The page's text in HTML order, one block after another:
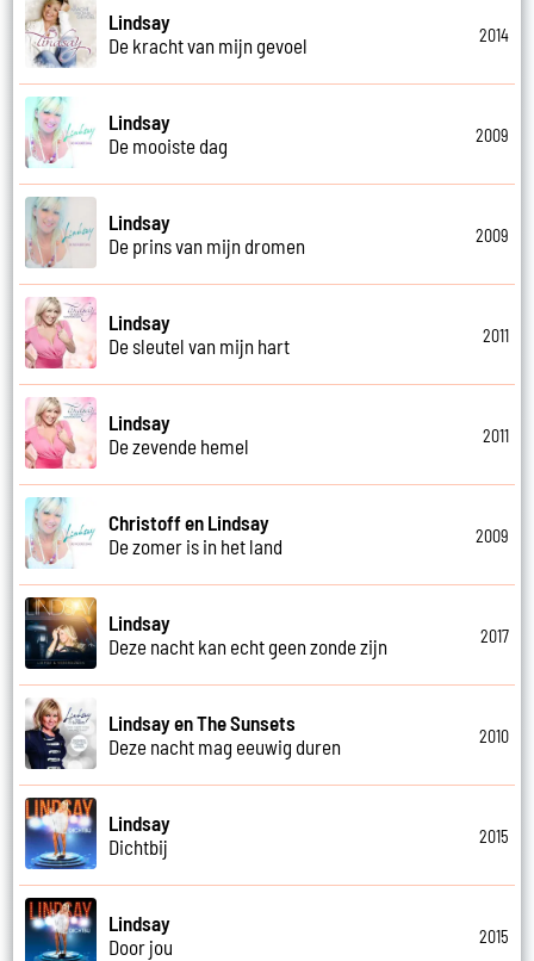
Lindsay
De kracht van mijn gevoel
2014
Lindsay
De mooiste dag
2009
Lindsay
De prins van mijn dromen
2009
Lindsay
De sleutel van mijn hart
2011
Lindsay
De zevende hemel
2011
Christoff en Lindsay
De zomer is in het land
2009
Lindsay
Deze nacht kan echt geen zonde zijn
2017
Lindsay en The Sunsets
Deze nacht mag eeuwig duren
2010
Lindsay
Dichtbij
2015
Lindsay
Door jou
2015